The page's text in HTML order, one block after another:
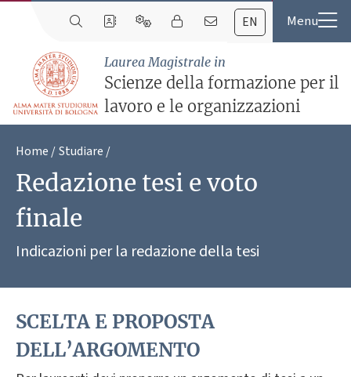
EN
Laurea Magistrale in
Scienze della formazione per il
lavoro e le organizzazioni
Home Studiare
Redazione tesi e voto
finale
Indicazioni per la redazione della tesi
SCELTA E PROPOSTA
DELL’ARGOMENTO